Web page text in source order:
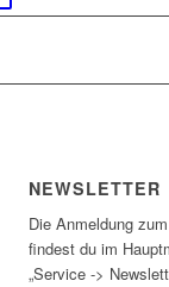
NEWSLETTER
Die Anmeldung
findest du im
„Service ->